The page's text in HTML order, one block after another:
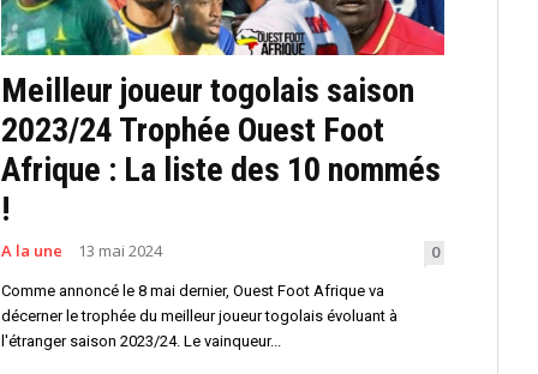
Meilleur joueur togolais saison
2023/24 Trophée Ouest Foot
Afrique : La liste des 10 nommés
!
A la une 13 mai 2024 0
Comme annoncé le 8 mai dernier, Ouest Foot Afrique va
décerner le trophée du meilleur joueur togolais évoluant à
l'étranger saison 2023/24. Le vainqueur...